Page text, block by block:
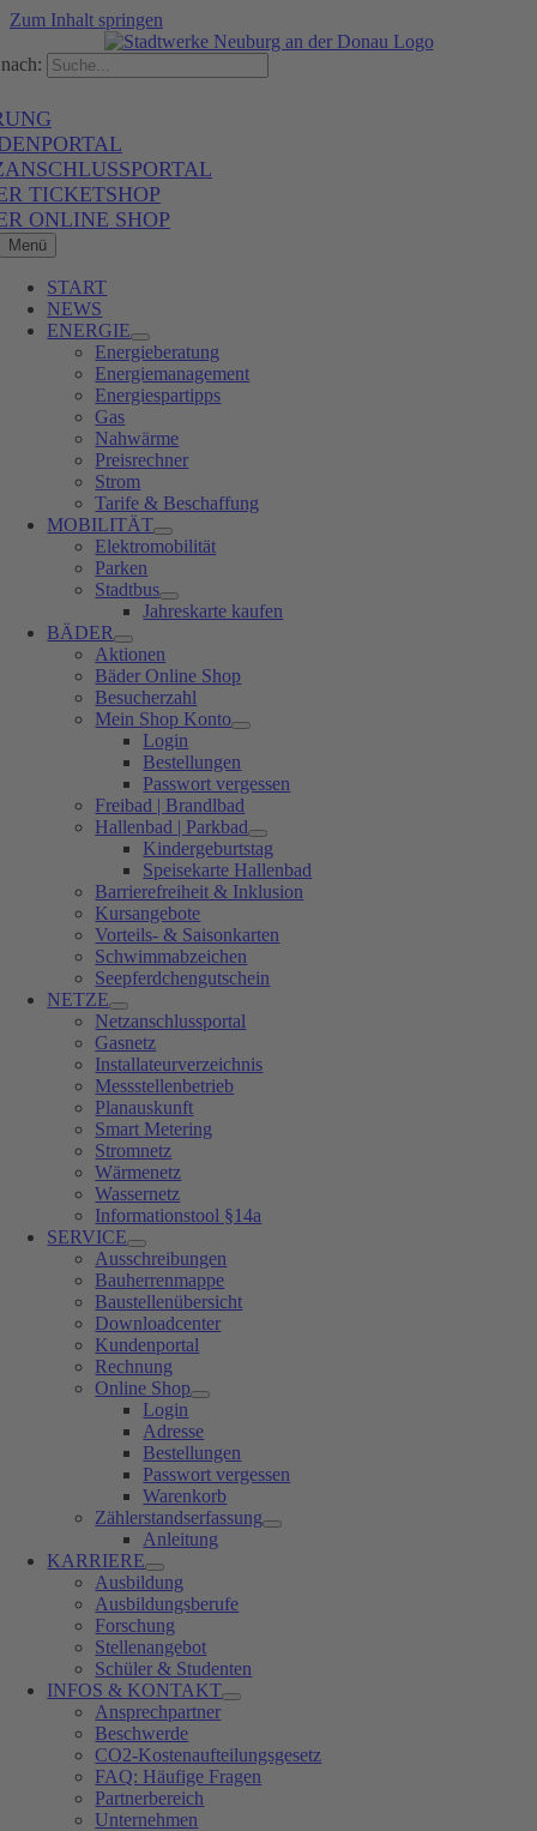
Zum Inhalt springen
TICKETSHOP
ONLINE SHOP
Menü
START
NEWS
ENERGIE
Energieberatung
Energiemanagement
Energiespartipps
Gas
Nahwärme
Preisrechner
Strom
Tarife & Beschaffung
MOBILITÄT
Elektromobilität
Parken
Stadtbus
Jahreskarte kaufen
BÄDER
Aktionen
Bäder Online Shop
Besucherzahl
Mein Shop Konto
Login
Bestellungen
Passwort vergessen
Freibad | Brandlbad
Hallenbad | Parkbad
Kindergeburtstag
Speisekarte Hallenbad
Barrierefreiheit & Inklusion
Kursangebote
Vorteils- & Saisonkarten
Schwimmabzeichen
Seepferdchengutschein
NETZE
Netzanschlussportal
Gasnetz
Installateurverzeichnis
Messstellenbetrieb
Planauskunft
Smart Metering
Stromnetz
Wärmenetz
Wassernetz
Informationstool §14a
SERVICE
Ausschreibungen
Bauherrenmappe
Baustellenübersicht
Downloadcenter
Kundenportal
Rechnung
Online Shop
Login
Adresse
Bestellungen
Passwort vergessen
Warenkorb
Zählerstandserfassung
Anleitung
KARRIERE
Ausbildung
Ausbildungsberufe
Forschung
Stellenangebot
Schüler & Studenten
INFOS & KONTAKT
Ansprechpartner
Beschwerde
CO2-Kostenaufteilungsgesetz
FAQ: Häufige Fragen
Partnerbereich
Unternehmen